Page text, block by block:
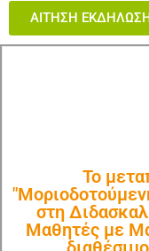
ΑΙΤΗΣΗ
Το
στη
Μαθητές με